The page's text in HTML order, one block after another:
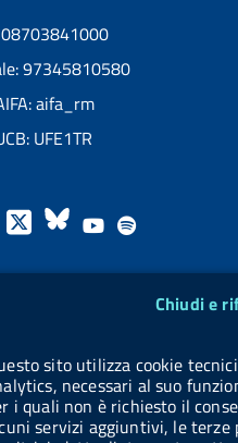
Chiudi e
sito utilizza cookie
necessari al suo
i quali non è richiesto il
servizi aggiuntivi, le terze
97345810580
aifa_rm
UFE1TR
X
B
u
k
y
Y
u
b
e
l
b
.
b
u
Link Utili